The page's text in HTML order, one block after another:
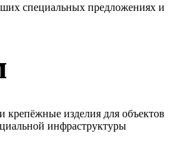
специальных предложениях и
крепёжные изделия для объектов
инфраструктуры